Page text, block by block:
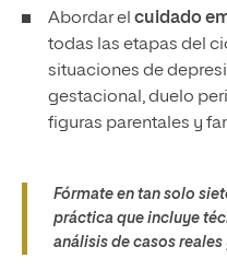
Abordar el cuidado
todas las etapas del
situaciones de
gestacional, duelo
figuras parentales y
Fórmate en tan solo
práctica que incluye
análisis de casos